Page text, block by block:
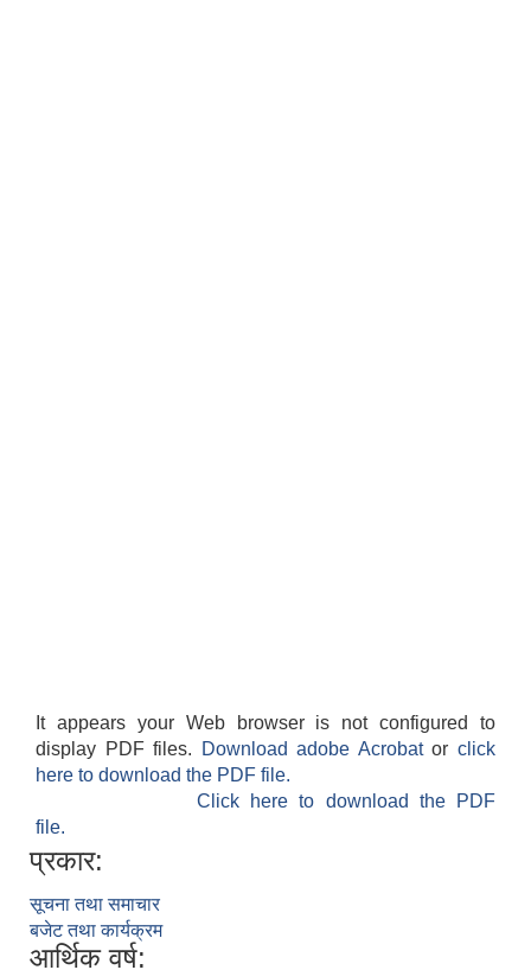
It appears your Web browser is not configured to
display PDF files.
Download adobe Acrobatorclick
here to download the PDF file.
Click here to download the PDF
file.
प्रकार:
सूचना तथा समाचार
बजेट तथा कार्यक्रम
आर्थिक वर्ष: